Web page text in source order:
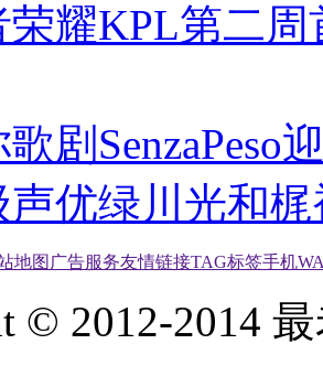
荣耀KPL第二
剧SenzaPeso
声优绿川光和
地图 广告服务友情链接TAG标签手机
© 2012-2014